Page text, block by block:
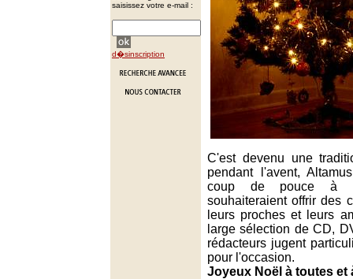
saisissez votre e-mail :
d�sinscription
C'est devenu une
pendant l'avent,
coup de pouce à
souhaiteraient offrir des
leurs proches et leurs
large sélection de CD,
rédacteurs jugent
pour l'occasion.
Joyeux Noël à toutes et